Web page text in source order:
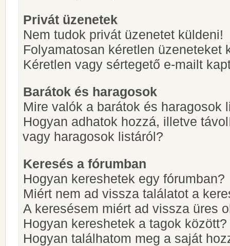
Privát üzenetek
Nem tudok privát üzenetet küldeni!
Folyamatosan kéretlen üzeneteket
Kéretlen vagy sértegető e-mailt
Barátok és haragosok
Mire valók a barátok és haragosok
Hogyan adhatok hozzá, illetve
vagy haragosok listáról?
Keresés a fórumban
Hogyan kereshetek egy fórumban?
Miért nem ad vissza találatot a
A keresésem miért ad vissza üres
Hogyan kereshetek a tagok között?
Hogyan találhatom meg a saját